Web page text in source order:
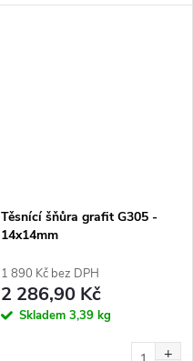
Těsnící šňůra grafit G305 -
14x14mm
1 890 Kč bez DPH
2 286,90 Kč
Skladem 3,39 kg